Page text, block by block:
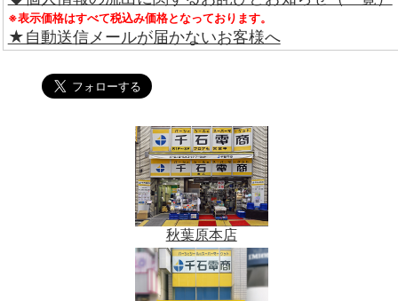
※表示価格はすべて税込み価格となっております。
★自動送信メールが届かないお客様へ
秋葉原本店